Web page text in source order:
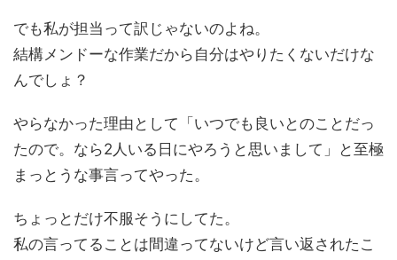
でも私が担当って訳じゃないのよね。
結構メンドーな作業だから自分はやりたくないだけな
んでしょ？
やらなかった理由として「いつでも良いとのことだっ
たので。なら2人いる日にやろうと思いまして」と至極
まっとうな事言ってやった。
ちょっとだけ不服そうにしてた。
私の言ってることは間違ってないけど言い返されたこ